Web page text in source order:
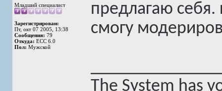
Младший специалист
Зарегистрирован:
Пт, окт 07 2005, 13:38
Сообщения: 79
Откуда: ECC 6.0
Пол: Мужской
предлагаю
смогу
The System has